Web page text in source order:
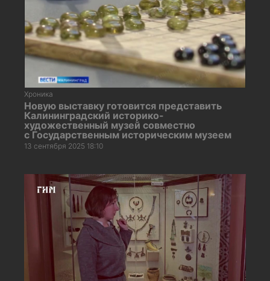
Хроника
Новую выставку готовится представить
Калининградский историко-
художественный музей совместно
с Государственным историческим музеем
13 сентября 2025 18:10